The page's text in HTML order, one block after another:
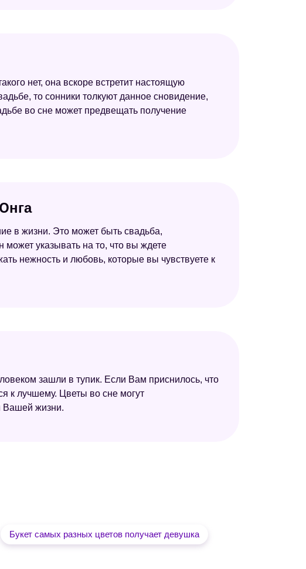
нет, она вскоре встретит настоящую
то сонники толкуют данное сновидение,
во сне может предвещать получение
в жизни. Это может быть свадьба,
указывать на то, что вы ждете
нежность и любовь, которые вы чувствуете к
зашли в тупик. Если Вам приснилось, что
к лучшему. Цветы во сне могут
Вашей жизни.
Букет самых разных цветов получает девушка